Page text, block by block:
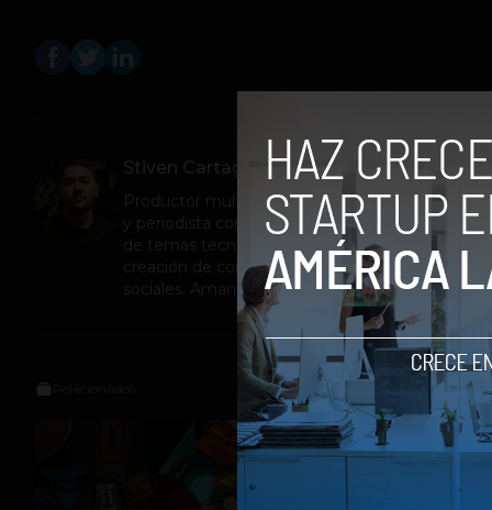
Stiven Cartagena
Productor multimedia, comunicador social
y periodista con énfasis en el cubrimiento
de temas tecnológicos. Experiencia en la
creación de contenidos para blogs y redes
sociales. Amante de los videojuegos.